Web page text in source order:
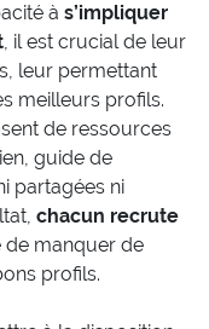
à s’impliquer
, il est crucial de leur
leur permettant
meilleurs profils.
de ressources
guide de
partagées ni
chacun recrute
de manquer de
profils.